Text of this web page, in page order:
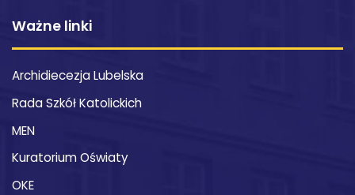
Ważne linki
Archidiecezja Lubelska
Rada Szkół Katolickich
MEN
Kuratorium Oświaty
OKE